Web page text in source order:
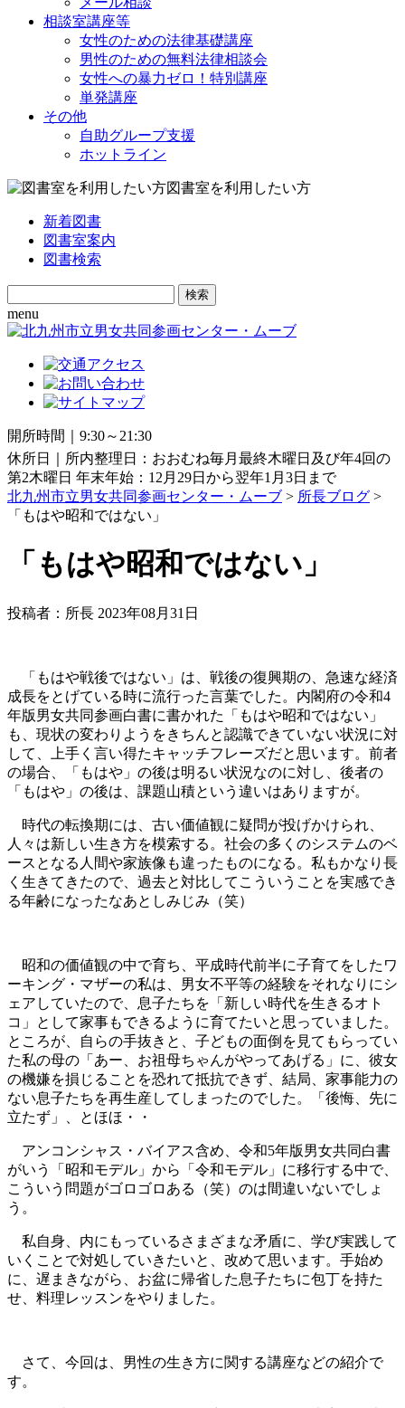
相談室講座等
女性のための法律基礎講座
男性のための無料法律相談会
女性への暴力ゼロ！特別講座
単発講座
その他
自助グループ支援
ホットライン
図書室を利用したい方
新着図書
図書室案内
図書検索
Search
for:
menu
開所時間｜9:30～21:30
休所日｜所内整理日：おおむね毎月最終木曜日及び年4回の
第2木曜日 年末年始：12月29日から翌年1月3日まで
北九州市立男女共同参画センター・ムーブ > 所長ブログ >
「もはや昭和ではない」
「もはや昭和ではない」
投稿者：所長 2023年08月31日
「もはや戦後ではない」は、戦後の復興期の、急速な経済
成長をとげている時に流行った言葉でした。内閣府の令和4
年版男女共同参画白書に書かれた「もはや昭和ではない」
も、現状の変わりようをきちんと認識できていない状況に対
して、上手く言い得たキャッチフレーズだと思います。前者
の場合、「もはや」の後は明るい状況なのに対し、後者の
「もはや」の後は、課題山積という違いはありますが。
時代の転換期には、古い価値観に疑問が投げかけられ、
人々は新しい生き方を模索する。社会の多くのシステムのベ
ースとなる人間や家族像も違ったものになる。私もかなり長
く生きてきたので、過去と対比してこういうことを実感でき
る年齢になったなあとしみじみ（笑）
昭和の価値観の中で育ち、平成時代前半に子育てをしたワ
ーキング・マザーの私は、男女不平等の経験をそれなりにシ
ェアしていたので、息子たちを「新しい時代を生きるオト
コ」として家事もできるように育てたいと思っていました。
ところが、自らの手抜きと、子どもの面倒を見てもらってい
た私の母の「あー、お祖母ちゃんがやってあげる」に、彼女
の機嫌を損じることを恐れて抵抗できず、結局、家事能力の
ない息子たちを再生産してしまったのでした。「後悔、先に
立たず」、とほほ・・
アンコンシャス・バイアス含め、令和5年版男女共同白書
がいう「昭和モデル」から「令和モデル」に移行する中で、
こういう問題がゴロゴロある（笑）のは間違いないでしょ
う。
私自身、内にもっているさまざまな矛盾に、学び実践して
いくことで対処していきたいと、改めて思います。手始め
に、遅まきながら、お盆に帰省した息子たちに包丁を持た
せ、料理レッスンをやりました。
さて、今回は、男性の生き方に関する講座などの紹介で
す。